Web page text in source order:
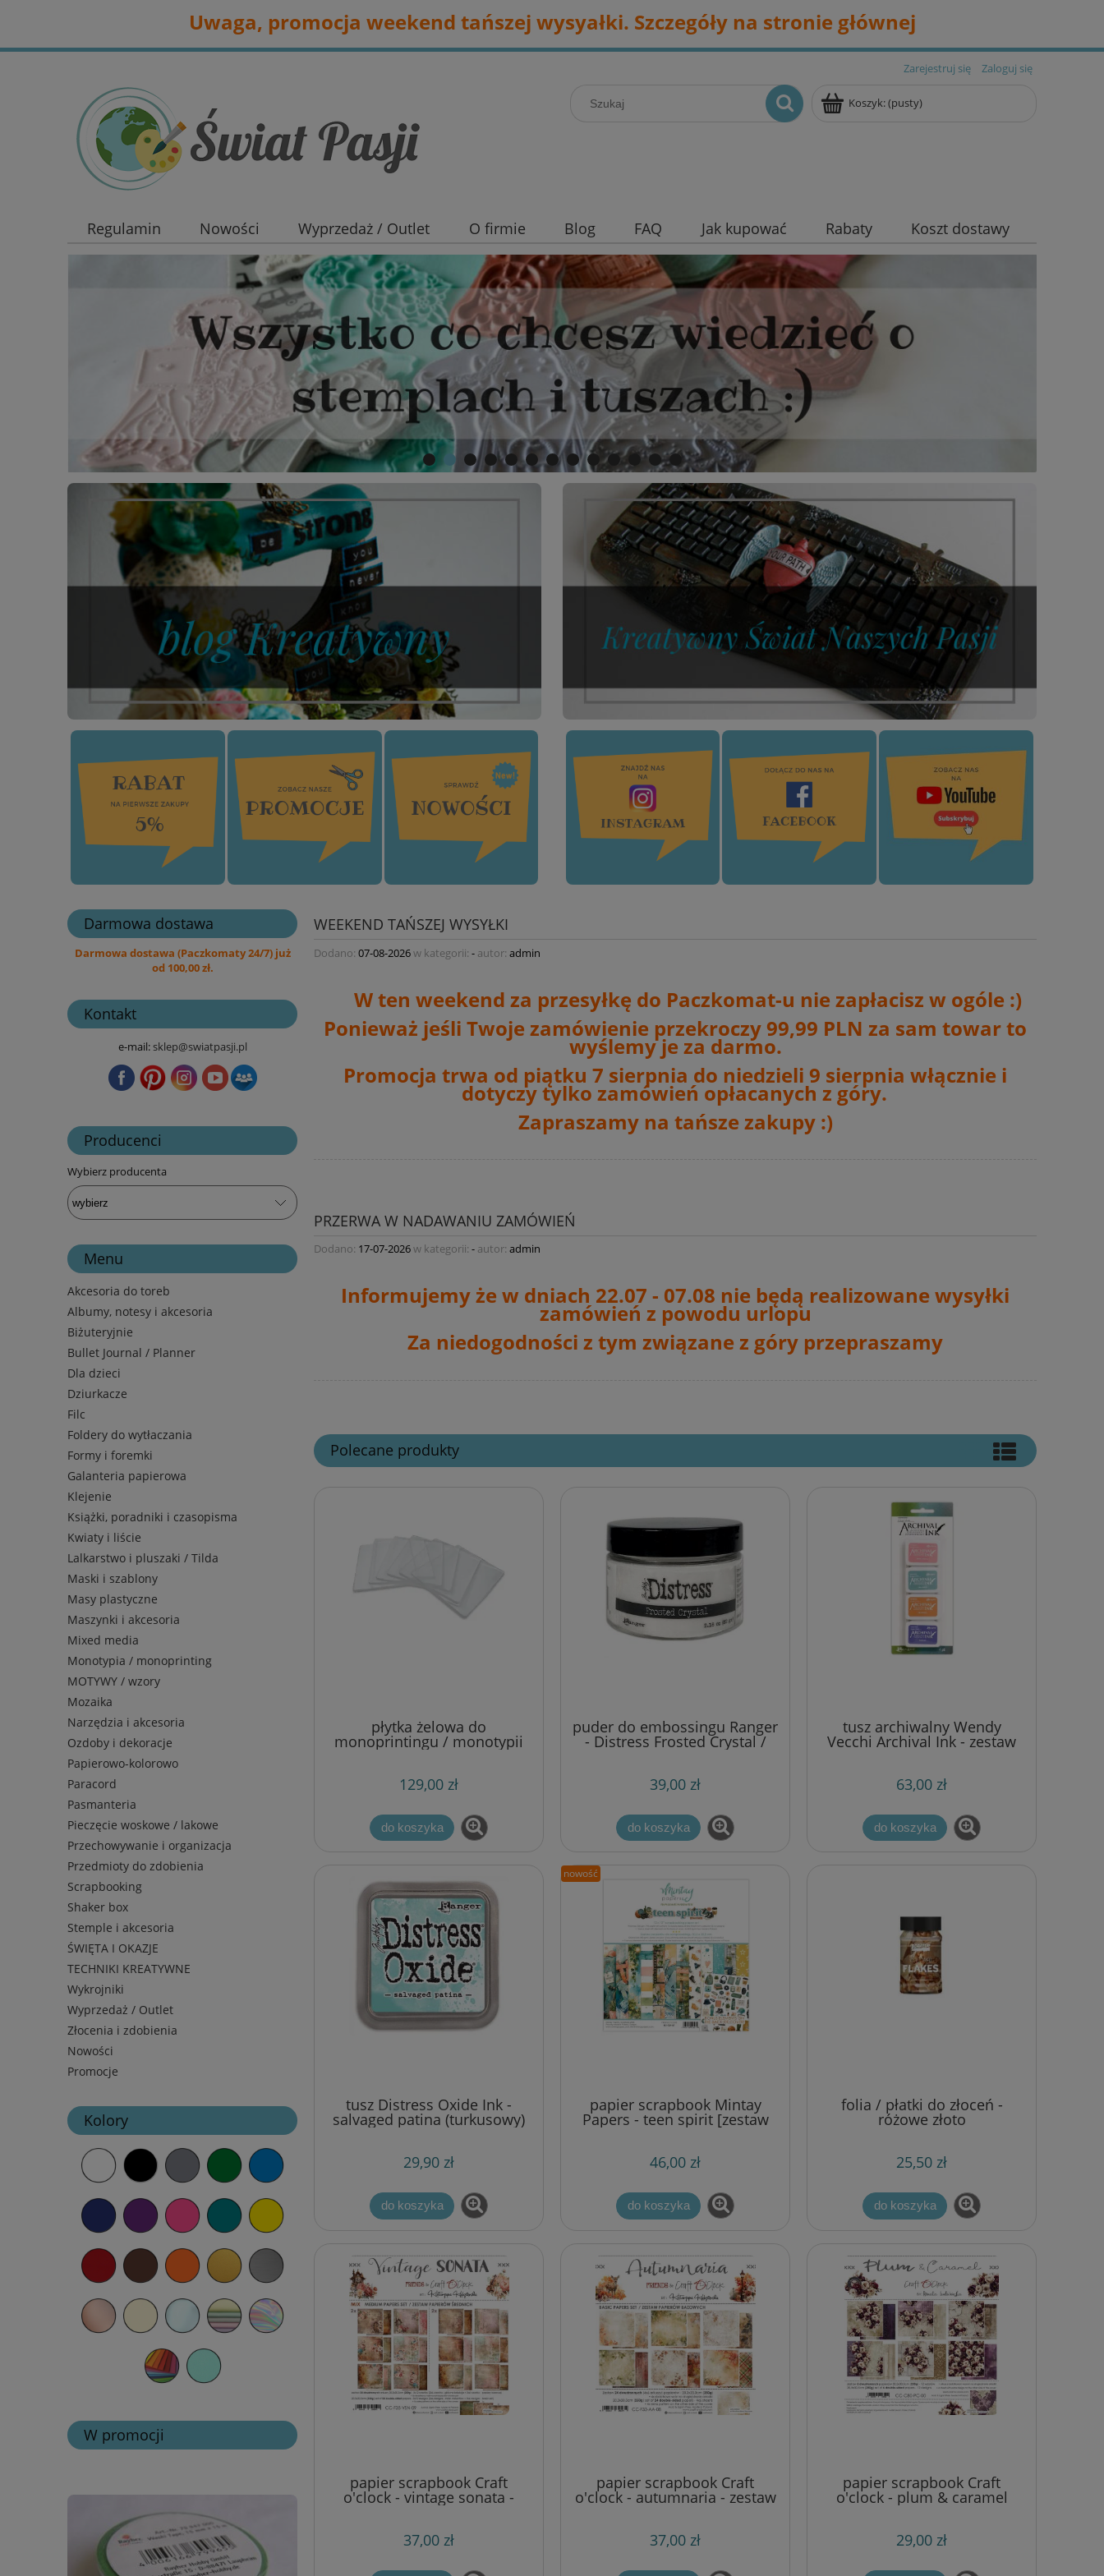
Uwaga, promocja weekend tańszej wysyałki. Szczegóły na stronie głównej
Zarejestruj się Zaloguj się
Koszyk:(pusty)
Regulamin Nowości Wyprzedaż / Outlet O firmie Blog FAQ Jak kupować Rabaty Koszt dostawy
Darmowa dostawa
Darmowa dostawa (Paczkomaty 24/7) już
od 100,00 zł.
Kontakt
e-mail:sklep@swiatpasji.pl
Producenci
Wybierz producenta
Menu
Akcesoria do toreb
Albumy, notesy i akcesoria
Biżuteryjnie
Bullet Journal / Planner
Dla dzieci
Dziurkacze
Filc
Foldery do wytłaczania
Formy i foremki
Galanteria papierowa
Klejenie
Książki, poradniki i czasopisma
Kwiaty i liście
Lalkarstwo i pluszaki / Tilda
Maski i szablony
Masy plastyczne
Maszynki i akcesoria
Mixed media
Monotypia / monoprinting
MOTYWY / wzory
Mozaika
Narzędzia i akcesoria
Ozdoby i dekoracje
Papierowo-kolorowo
Paracord
Pasmanteria
Pieczęcie woskowe / lakowe
Przechowywanie i organizacja
Przedmioty do zdobienia
Scrapbooking
Shaker box
Stemple i akcesoria
ŚWIĘTA I OKAZJE
TECHNIKI KREATYWNE
Wykrojniki
Wyprzedaż / Outlet
Złocenia i zdobienia
Nowości
Promocje
Kolory
W promocji
WEEKEND TAŃSZEJ WYSYŁKI
Dodano: 07-08-2026w kategorii: - autor: admin
W ten weekend za przesyłkę do Paczkomat-u nie zapłacisz w ogóle :)
Ponieważ jeśli Twoje zamówienie przekroczy 99,99 PLN za sam towar to
wyślemy je za darmo.
Promocja trwa od piątku 7 sierpnia do niedzieli 9 sierpnia włącznie i
dotyczy tylko zamówień opłacanych z góry.
Zapraszamy na tańsze zakupy :)
PRZERWA W NADAWANIU ZAMÓWIEŃ
Dodano: 17-07-2026w kategorii: - autor: admin
Informujemy że w dniach 22.07 - 07.08 nie będą realizowane wysyłki
zamówień z powodu urlopu
Za niedogodności z tym związane z góry przepraszamy
Polecane produkty
płytka żelowa do
monoprintingu / monotypii
Gel Press - gel printing plate
x 10") *** wersja BULK
129,00 zł
do koszyka
puder do embossingu Ranger
- Distress Frosted Crystal /
mrożony kryształ (50g)
39,00 zł
do koszyka
tusz archiwalny Wendy
Vecchi Archival Ink - zestaw
63,00 zł
do koszyka
tusz Distress Oxide Ink -
salvaged patina (turkusowy)
29,90 zł
do koszyka
papier scrapbook Mintay
Papers - teen spirit [zestaw
12"x12"]
46,00 zł
do koszyka
nowość
folia / płatki do złoceń -
różowe złoto
25,50 zł
do koszyka
papier scrapbook Craft
o'clock - vintage sonata -
zestaw bazowy mix 20x20 cm
37,00 zł
papier scrapbook Craft
o'clock - autumnaria - zestaw
37,00 zł
papier scrapbook Craft
o'clock - plum & caramel
[zestaw 12" x 12"]
29,00 zł